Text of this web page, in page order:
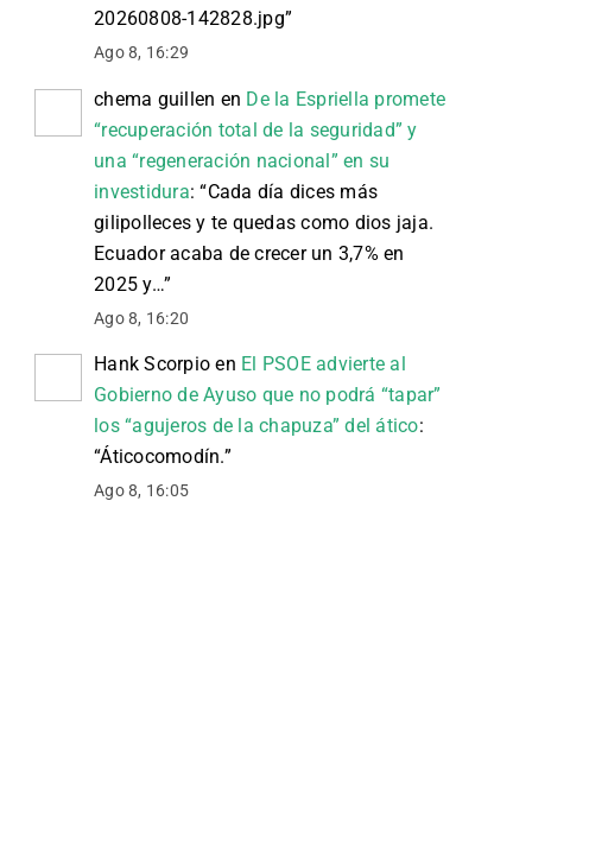
20260808-142828.jpg”
Ago 8, 16:29
chema guillen en De la Espriella promete
“recuperación total de la seguridad” y
una “regeneración nacional” en su
investidura: “Cada día dices más
gilipolleces y te quedas como dios jaja.
Ecuador acaba de crecer un 3,7% en
2025 y…”
Ago 8, 16:20
Hank Scorpio en El PSOE advierte al
Gobierno de Ayuso que no podrá “tapar”
los “agujeros de la chapuza” del ático:
“Áticocomodín.”
Ago 8, 16:05